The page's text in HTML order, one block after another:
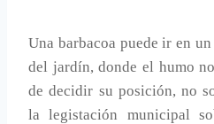
Una barbacoa puede ir en
del jardín, donde el humo
de decidir su posición, no
la legistación municipal